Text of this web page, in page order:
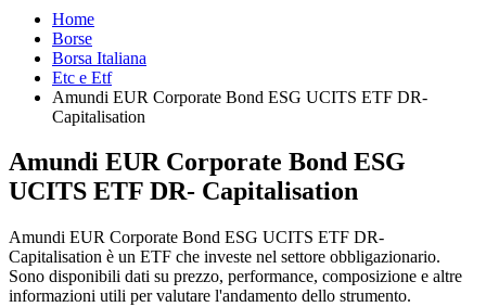
Home
Borse
Borsa Italiana
Etc e Etf
Amundi EUR Corporate Bond ESG UCITS ETF DR-
Capitalisation
Amundi EUR Corporate Bond ESG
UCITS ETF DR- Capitalisation
Amundi EUR Corporate Bond ESG UCITS ETF DR-
Capitalisation è un ETF che investe nel settore obbligazionario.
Sono disponibili dati su prezzo, performance, composizione e altre
informazioni utili per valutare l'andamento dello strumento.